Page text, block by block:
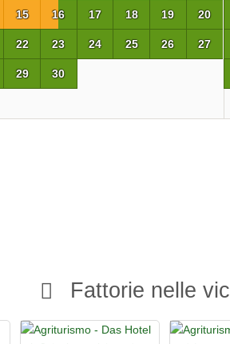
15 16 17 18 19 20
22 23 24 25 26 27
29 30
Fattorie nelle